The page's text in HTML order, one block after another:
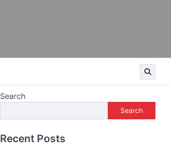
Search
Search
Recent Posts